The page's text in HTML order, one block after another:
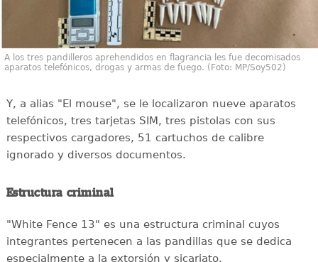
A los tres pandilleros aprehendidos en flagrancia les fue decomisados
aparatos telefónicos, drogas y armas de fuego. (Foto: MP/Soy502)
Y, a alias "El mouse", se le localizaron nueve aparatos
telefónicos, tres tarjetas SIM, tres pistolas con sus
respectivos cargadores, 51 cartuchos de calibre
ignorado y diversos documentos.
Estructura criminal
"White Fence 13" es una estructura criminal cuyos
integrantes pertenecen a las pandillas que se dedica
especialmente a la extorsión y sicariato.